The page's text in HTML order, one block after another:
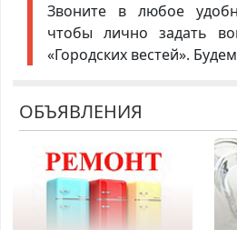
Звоните в любое
чтобы лично задать
«Городских вестей».
ОБЪЯВЛЕНИЯ